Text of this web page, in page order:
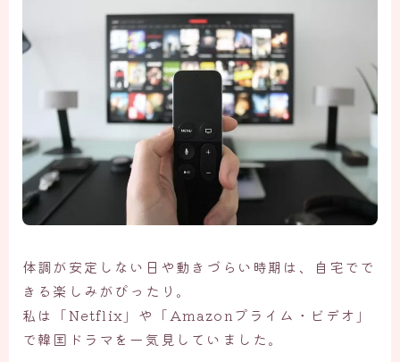
体調が安定しない日や動きづらい時期は、自宅でで
きる楽しみがぴったり。
私は「Netflix」や「Amazonプライム・ビデオ」
で韓国ドラマを一気見していました。